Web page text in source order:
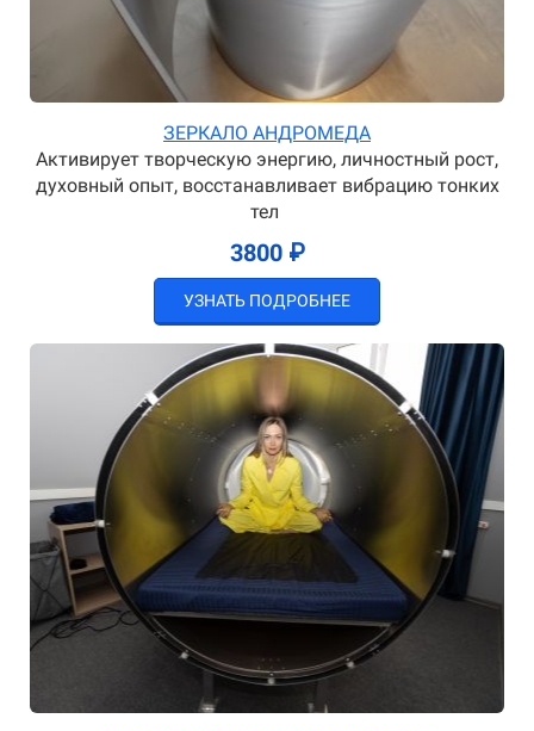
ЗЕРКАЛО АНДРОМЕДА
Активирует творческую энергию, личностный рост,
духовный опыт, восстанавливает вибрацию тонких
тел
3800 ₽
УЗНАТЬ ПОДРОБНЕЕ